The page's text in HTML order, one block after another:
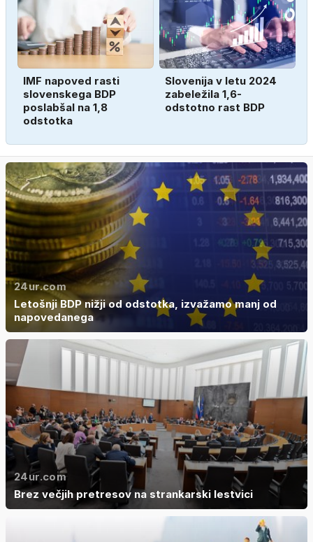
IMF napoved rasti
slovenskega BDP
poslabšal na 1,8
odstotka
Slovenija v letu 2024
zabeležila 1,6-
odstotno rast BDP
24ur.com
Letošnji BDP nižji od odstotka, izvažamo manj od
napovedanega
24ur.com
Brez večjih pretresov na strankarski lestvici